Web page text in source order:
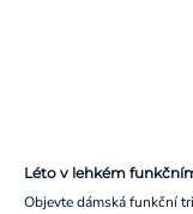
Léto v lehkém
Objevte dámská funkční